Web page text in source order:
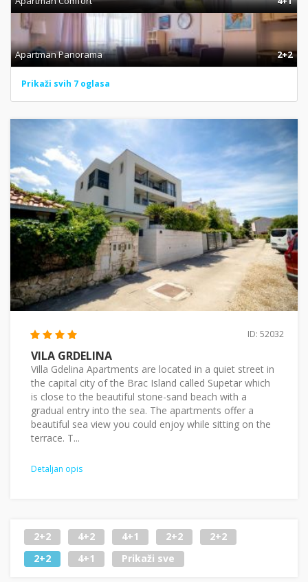
Apartman Panorama 2+2
Prikaži svih 7 oglasa
ID: 52032
VILA GRDELINA
Villa Gdelina Apartments are located in a quiet street in
the capital city of the Brac Island called Supetar which
is close to the beautiful stone-sand beach with a
gradual entry into the sea. The apartments offer a
beautiful sea view you could enjoy while sitting on the
terrace. T...
Detaljan opis
2+2 4+2 4+1 2+2
2+2
2+2
4+1 Prikaži sve